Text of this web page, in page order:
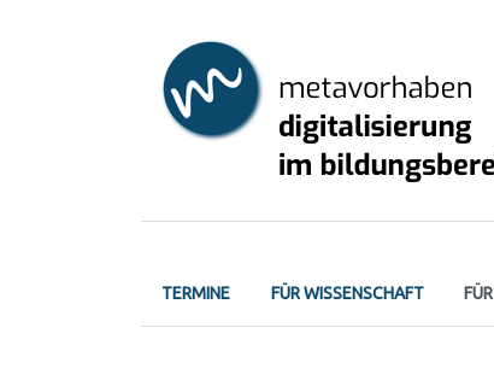
Primary
tabs
TERMINE FÜR WISSENSCHAFT